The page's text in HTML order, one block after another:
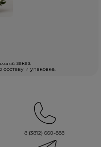
заказ.
и упаковке.
8 (3812) 660-888